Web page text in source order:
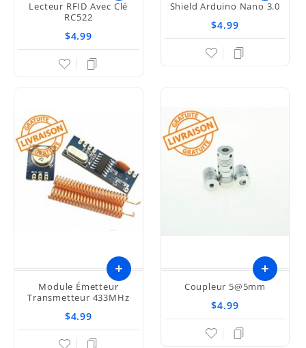
Lecteur RFID Avec Clé
RC522
$4.99
Shield Arduino Nano 3.0
$4.99
Module Émetteur
Transmetteur 433MHz
$4.99
Coupleur 5@5mm
$4.99